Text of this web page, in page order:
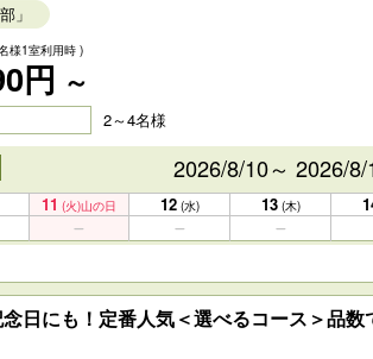
」
様1室利用時 )
円 ～
2～4名様
2026/8/10～ 2026/8/
11 (火)山の日 12 (水) 13 (木)
日にも！定番人気＜選べるコース＞品